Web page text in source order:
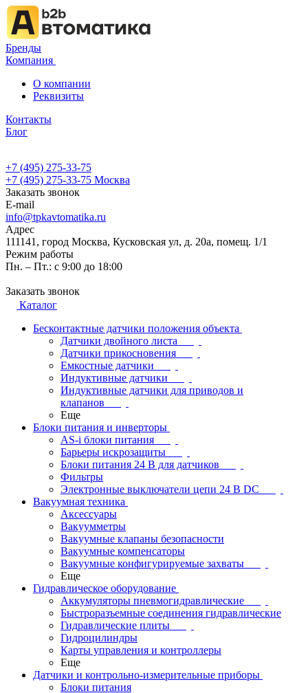
Бренды
Компания
О компании
Реквизиты
Контакты
Блог
+7 (495) 275-33-75
+7 (495) 275-33-75 Москва
Заказать звонок
E-mail
info@tpkavtomatika.ru
Адрес
111141, город Москва, Кусковская ул, д. 20а, помещ. 1/1
Режим работы
Пн. – Пт.: с 9:00 до 18:00
Заказать звонок
Каталог
Бесконтактные датчики положения объекта
Датчики двойного листа
Датчики прикосновения
Емкостные датчики
Индуктивные датчики
Индуктивные датчики для приводов и
клапанов
Еще
Блоки питания и инверторы
AS-i блоки питания
Барьеры искрозащиты
Блоки питания 24 В для датчиков
Фильтры
Электронные выключатели цепи 24 В DC
Вакуумная техника
Аксессуары
Вакуумметры
Вакуумные клапаны безопасности
Вакуумные компенсаторы
Вакуумные конфигурируемые захваты
Еще
Гидравлическое оборудование
Аккумуляторы пневмогидравлические
Быстроразъемные соединения гидравлические
Гидравлические плиты
Гидроцилиндры
Карты управления и контроллеры
Еще
Датчики и контрольно-измерительные приборы
Блоки питания